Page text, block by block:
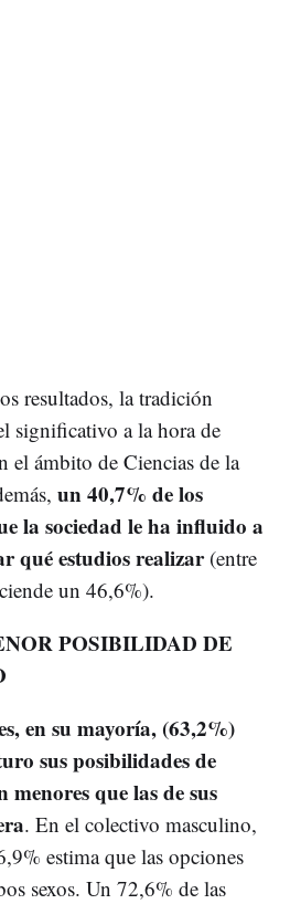
resultados, la tradición
significativo a la hora de
el ámbito de Ciencias de la
un 40,7% de los
la sociedad le ha influido a
qué estudios realizar(entre
un 46,6%).
POSIBILIDAD DE
en su mayoría, (63,2%)
sus posibilidades de
menores que las de sus
. En el colectivo masculino,
estima que las opciones
sexos. Un 72,6% de las